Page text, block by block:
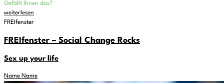
Gefällt Ihnen das?
weiterlesen
FREIfenster
FREIfenster – Social Change Rocks
Sex up your life
Name Name